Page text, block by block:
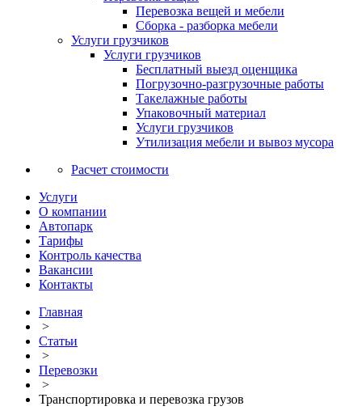
Перевозка вещей и мебели
Сборка - разборка мебели
Услуги грузчиков
Услуги грузчиков
Бесплатный выезд оценщика
Погрузочно-разгрузочные работы
Такелажные работы
Упаковочный материал
Услуги грузчиков
Утилизация мебели и вывоз мусора
Расчет стоимости
Услуги
О компании
Автопарк
Тарифы
Контроль качества
Вакансии
Контакты
Главная
>
Статьи
>
Перевозки
>
Транспортировка и перевозка грузов